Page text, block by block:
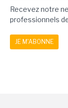
Recevez notre
professionnels
JE M'ABONNE